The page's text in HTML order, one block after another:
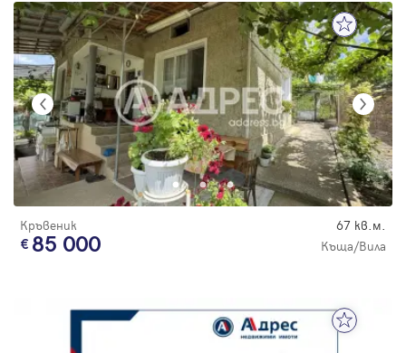
Кръвеник 67 кв.м.
85 000 Къща/Вила